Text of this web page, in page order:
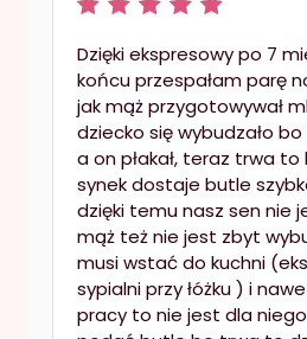
Dzięki ekspresowy po 7
końcu przespałam parę
jak mąż przygotowywał
dziecko się wybudzało
a on płakał, teraz trwa to
synek dostaje butle
dzięki temu nasz sen nie
mąż też nie jest zbyt
musi wstać do kuchni
sypialni przy łóżku ) i
pracy to nie jest dla